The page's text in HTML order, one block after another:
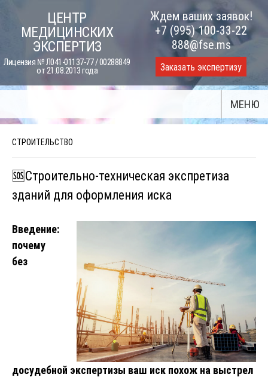
content
ЦЕНТР
МЕДИЦИНСКИХ
ЭКСПЕРТИЗ
Лицензия № Л041-01137-77 / 00288849
от 21.08.2013 года
Ждем ваших заявок!
+7 (995) 100-33-22
888@fse.ms
Заказать экспертизу
МЕНЮ
СТРОИТЕЛЬСТВО
🆘Строительно-техническая экспретиза
зданий для оформления иска
Введение:
почему
без
досудебной экспертизы ваш иск похож на выстрел